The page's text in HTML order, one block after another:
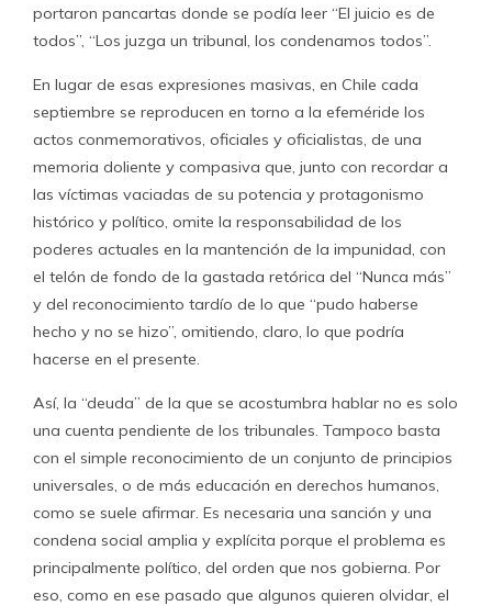
portaron pancartas donde se podía leer “El juicio es de
todos”, “Los juzga un tribunal, los condenamos todos”.
En lugar de esas expresiones masivas, en Chile cada
septiembre se reproducen en torno a la efeméride los
actos conmemorativos, oficiales y oficialistas, de una
memoria doliente y compasiva que, junto con recordar a
las víctimas vaciadas de su potencia y protagonismo
histórico y político, omite la responsabilidad de los
poderes actuales en la mantención de la impunidad, con
el telón de fondo de la gastada retórica del “Nunca más”
y del reconocimiento tardío de lo que “pudo haberse
hecho y no se hizo”, omitiendo, claro, lo que podría
hacerse en el presente.
Así, la “deuda” de la que se acostumbra hablar no es solo
una cuenta pendiente de los tribunales. Tampoco basta
con el simple reconocimiento de un conjunto de principios
universales, o de más educación en derechos humanos,
como se suele afirmar. Es necesaria una sanción y una
condena social amplia y explícita porque el problema es
principalmente político, del orden que nos gobierna. Por
eso, como en ese pasado que algunos quieren olvidar, el